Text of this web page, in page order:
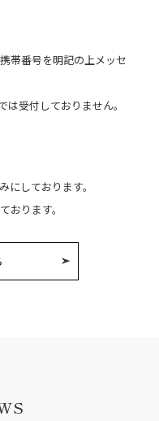
帯番号を明記の上メッセ
受付しておりません。
にしております。
おります。